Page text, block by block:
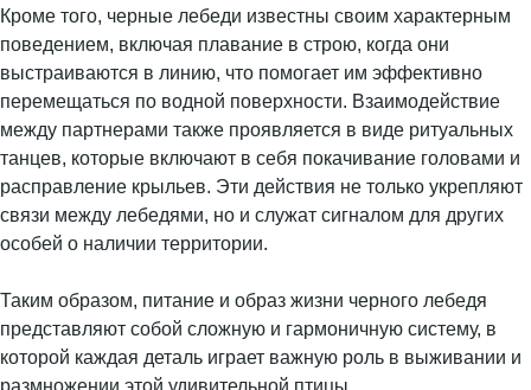
Кроме того, черные лебеди известны своим характерным
поведением, включая плавание в строю, когда они
выстраиваются в линию, что помогает им эффективно
перемещаться по водной поверхности. Взаимодействие
между партнерами также проявляется в виде ритуальных
танцев, которые включают в себя покачивание головами и
расправление крыльев. Эти действия не только укрепляют
связи между лебедями, но и служат сигналом для других
особей о наличии территории.
Таким образом, питание и образ жизни черного лебедя
представляют собой сложную и гармоничную систему, в
которой каждая деталь играет важную роль в выживании и
размножении этой удивительной птицы.